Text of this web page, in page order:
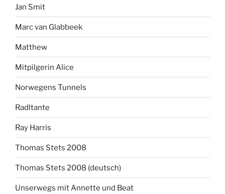
Jan Smit
Marc van Glabbeek
Matthew
Mitpilgerin Alice
Norwegens Tunnels
Radltante
Ray Harris
Thomas Stets 2008
Thomas Stets 2008 (deutsch)
Unserwegs mit Annette und Beat